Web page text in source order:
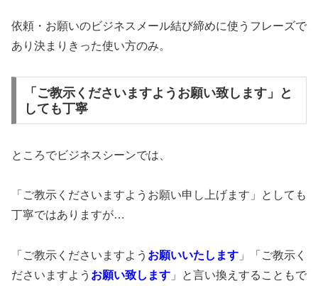
依頼・お願いのビジネスメール結び締めに使うフレーズで
あり決まりきった使い方のみ。
「ご教示くださいますようお願い致します」と
しても丁寧
ところでビジネスシーンでは、
「ご教示くださいますようお願い申し上げます」としても
丁寧ではありますが…
「ご教示くださいますよう お願いいたします 」「ご教示く
ださいますよう お願い致します 」と言い換えすることもで